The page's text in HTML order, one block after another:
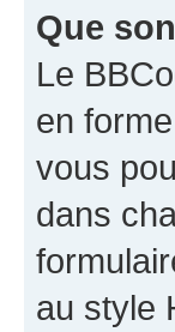
Que
Le
en
vous
dans
au style